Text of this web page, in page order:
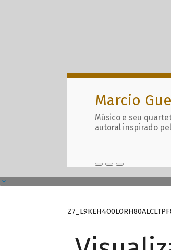
Marcio
Músico e seu
autoral inspirado